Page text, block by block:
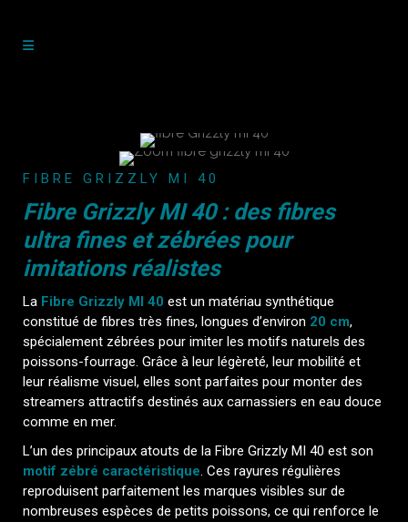
FIBRE GRIZZLY MI 40
Fibre Grizzly MI 40 : des fibres
ultra fines et zébrées pour
imitations réalistes
La Fibre Grizzly MI 40 est un matériau synthétique
constitué de fibres très fines, longues d’environ 20 cm,
spécialement zébrées pour imiter les motifs naturels des
poissons-fourrage. Grâce à leur légèreté, leur mobilité et
leur réalisme visuel, elles sont parfaites pour monter des
streamers attractifs destinés aux carnassiers en eau douce
comme en mer.
L’un des principaux atouts de la Fibre Grizzly MI 40 est son
motif zébré caractéristique. Ces rayures régulières
reproduisent parfaitement les marques visibles sur de
nombreuses espèces de petits poissons, ce qui renforce le